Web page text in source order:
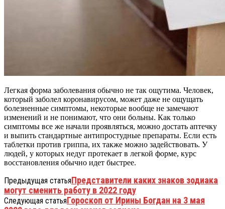
Легкая форма заболевания обычно не так ощутима. Человек,
который заболел коронавирусом, может даже не ощущать
болезненные симптомы, некоторые вообще не замечают
изменений и не понимают, что они больны. Как только
симптомы все же начали проявляться, можно достать аптечку
и выпить стандартные антипростудные препараты. Если есть
таблетки против гриппа, их также можно задействовать. У
людей, у которых недуг протекает в легкой форме, курс
восстановления обычно идет быстрее.
Предыдущая статьяПредставители каких знаков зодиака
могут сменить работу в 2022 году
Следующая статьяГороскоп от Ирины Богдан на 3 мая